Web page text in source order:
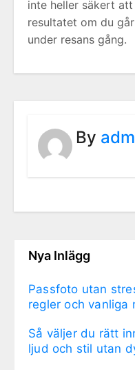
inte heller säkert
resultatet om du
under resans gång.
By
Nya Inlägg
Passfoto utan
regler och vanliga
Så väljer du rätt
ljud och stil utan